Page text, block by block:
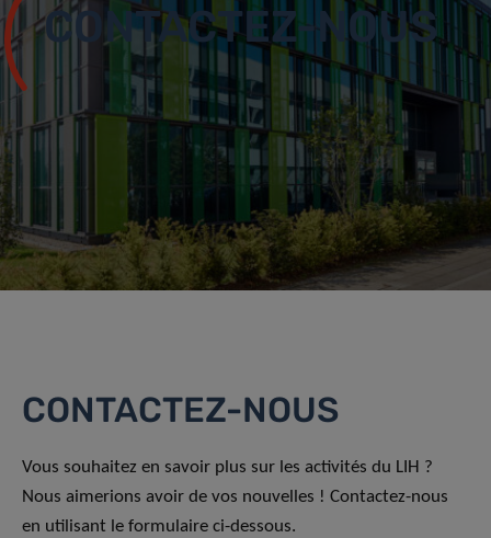
CONTACTEZ-NOUS
CONTACTEZ-NOUS
Vous souhaitez en savoir plus sur les activités du LIH ?
Nous aimerions avoir de vos nouvelles ! Contactez-nous
en utilisant le formulaire ci-dessous.